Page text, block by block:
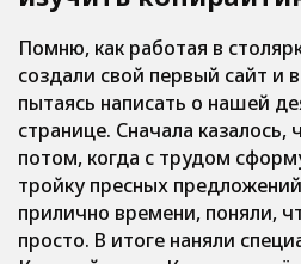
Помню, как работая в
создали свой первый сайт и
пытаясь написать о нашей
странице. Сначала казалось,
потом, когда с трудом
тройку пресных
прилично времени, поняли,
просто. В итоге наняли